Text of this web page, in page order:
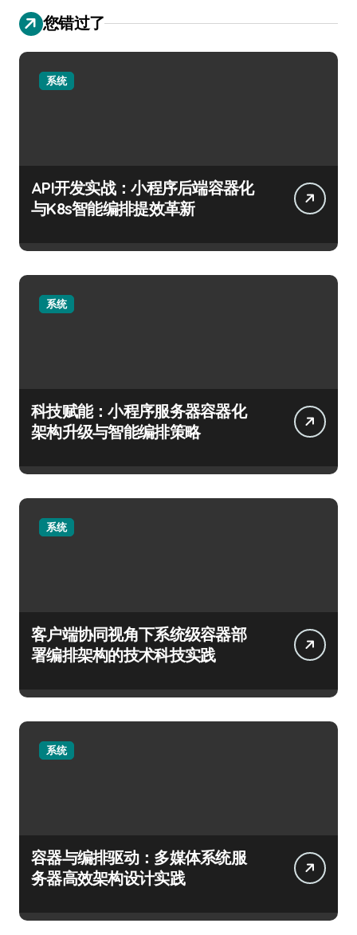
您错过了
系统
API开发实战：小程序后端容器化
与K8s智能编排提效革新
系统
科技赋能：小程序服务器容器化
架构升级与智能编排策略
系统
客户端协同视角下系统级容器部
署编排架构的技术科技实践
系统
容器与编排驱动：多媒体系统服
务器高效架构设计实践